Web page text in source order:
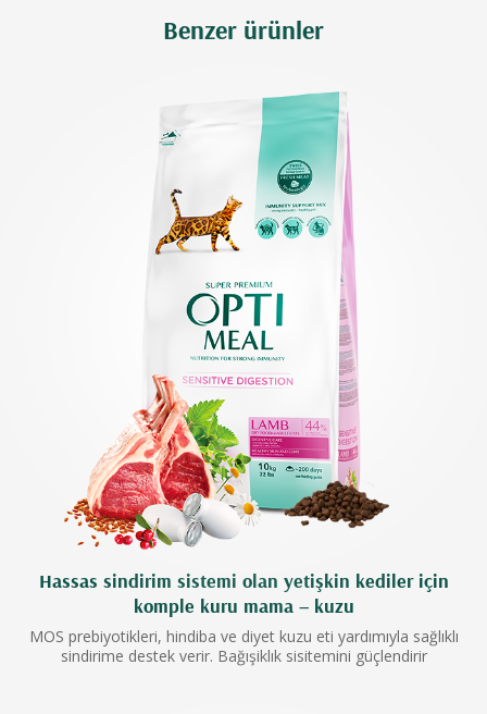
Benzer ürünler
Hassas sindirim sistemi olan yetişkin kediler için
komple kuru mama – kuzu
MOS prebiyotikleri, hindiba ve diyet kuzu eti yardımıyla sağlıklı
sindirime destek verir. Bağışiklık sisitemini güçlendirir